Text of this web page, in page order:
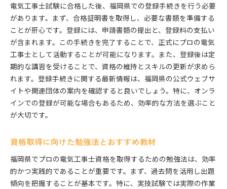
資格取得者が享受できる行政支援
地域密着型のサービスの重要性
福岡での就職活動での強み
資格取得がもたらす地域貢献の可能性
資格を生かして電気工事業界で活躍する方法
福岡での職場選びと転職活動のポイント
資格を活かしたプロジェクト管理術
電気工事士同士の交流の場を広げる
資格を活かした地域イベントへの参加
プロの電気工事士になるための福岡での実体験とアド
バイス
電気工事士試験に合格した後、福岡県での登録手続きを行う必要
があります。まず、合格証明書を取得し、必要な書類を準備する
ことが肝心です。登録には、申請書類の提出と、登録料の支払い
が含まれます。この手続きを完了することで、正式にプロの電気
工事士として活動することが可能になります。また、登録後は定
期的な講習を受けることで、資格の維持とスキルの更新が求めら
れます。登録手続きに関する最新情報は、福岡県の公式ウェブサ
イトや関連団体の案内を確認すると良いでしょう。特に、オンラ
インでの登録が可能な場合もあるため、効率的な方法を選ぶこと
が大切です。
資格取得に向けた勉強法とおすすめ教材
福岡県でプロの電気工事士資格を取得するための勉強法は、効率
的かつ実践的であることが重要です。まず、過去問を活用し出題
傾向を把握することが基本です。特に、実技試験では実際の作業